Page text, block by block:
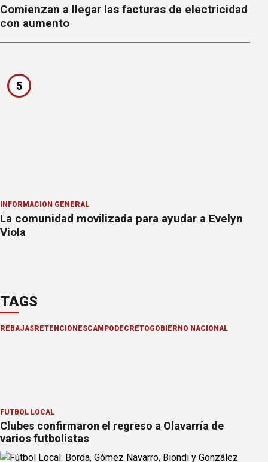
Comienzan a llegar las facturas de electricidad
con aumento
5
INFORMACION GENERAL
La comunidad movilizada para ayudar a Evelyn
Viola
TAGS
REBAJAS RETENCIONESCAMPO DECRETOGOBIERNO NACIONAL
FÚTBOL LOCAL
Clubes confirmaron el regreso a Olavarría de
varios futbolistas